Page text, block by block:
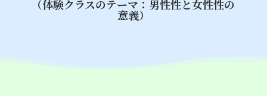
（体験クラスのテーマ：男性性と女性性の
意義）